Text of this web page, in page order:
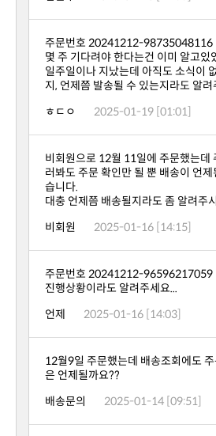
주문번호 20241212-98735048116
지, 언제쯤 발송될 수 있는지라도 알려
ㅎㄷㅇ
2025-01-19 [01:01]
습니다.
대충 언제쯤 배송될지라도 좀 알려주
비회원
2025-01-16 [14:15]
진행상황이라도 알려주세요...
언제
2025-01-16 [14:03]
은 언제될까요??
배송문의
2025-01-14 [09:51]